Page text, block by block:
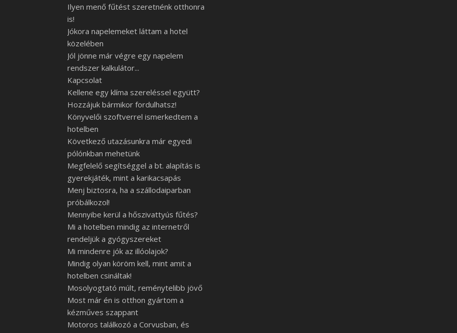
Ilyen menő fűtést szeretnénk otthonra
is!
Jókora napelemeket láttam a hotel
közelében
Jól jönne már végre egy napelem
rendszer kalkulátor...
Kapcsolat
Kellene egy klíma szereléssel együtt?
Hozzájuk bármikor fordulhatsz!
Könyvelői szoftverrel ismerkedtem a
hotelben
Következő utazásunkra már egyedi
pólónkban mehetünk
Megfelelő segítséggel a bt. alapítás is
gyerekjáték, mint a karikacsapás
Menj biztosra, ha a szállodaiparban
próbálkozol!
Mennyibe kerül a hőszivattyús fűtés?
Mi a hotelben mindig az internetről
rendeljük a gyógyszereket
Mi mindenre jók az illóolajok?
Mindig olyan köröm kell, mint amit a
hotelben csináltak!
Mosolyogtató múlt, reménytelibb jövő
Most már én is otthon gyártom a
kézműves szappant
Motoros találkozó a Corvusban, és